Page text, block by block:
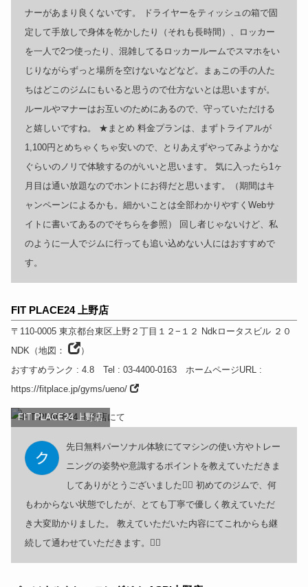
ナーがあまり良くないです。 ドライヤーをティッシュの箱で固
定して手放しで身体を乾かしたり（それも長時間）、ロッカー
を一人で2つ使ったり、混雑してるロッカールームでスマホをい
じりながらずっと場所を空けないなどなど。まぁこの手の人た
ちはどこのジムにもいると思うので仕方ないとは思いますが。
ルールやマナーはお互いのためにあるので、守っていただける
と嬉しいですね。 ★まとめ 料金プランは、まずトライアルが
1,100円とめちゃくちゃ安いので、とりあえずやってみようかな
ぐらいのノリで体験するのがいいと思います。 気に入ったら1ヶ
月目は通い放題なのでホントにお得だと思います。（期間はキ
ャンペーンによるかも。細かいことは全部わかりやすくWebサ
イトに書いてあるのでそちらを参照） 回し者じゃないけど、私
のように一人でジムに行っても追い込めない人にはおすすめで
す。
FIT PLACE24 上野店
〒110-0005 東京都台東区上野２丁目１２−１２ Ndkロータスビル ２０
NDK（地図：
）
おすすめランク : 4.8 Tel : 03-4400-0163 ホームページURL:
https://fitplace.jp/gyms/ueno/
FIT PLACE24 上野店
先日無料パーソナル体験にてマシンの使い方やトレー
ニングの姿勢や意識するポイントを教えていただきま
してありがとうございました🙇‍♂️ 初めてのジムで、何
もわからない状態でしたが、とても丁寧で優しく教えていただ
き大変助かりました。 教えていただいた内容にてこれからも継
続して通わせていただきます。🙇‍♂️